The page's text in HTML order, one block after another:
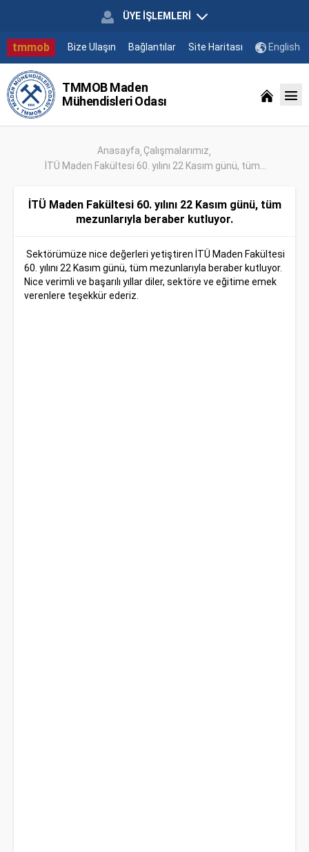
ÜYE İŞLEMLERİ
tmmob Bize Ulaşın Bağlantılar Site Haritası English
TMMOB Maden
Mühendisleri Odası
Anasayfa Çalışmalarımız
İTÜ Maden Fakültesi 60. yılını 22 Kasım günü, tüm...
İTÜ Maden Fakültesi 60. yılını 22 Kasım günü, tüm
mezunlarıyla beraber kutluyor.
Sektörümüze nice değerleri yetiştiren İTÜ Maden Fakültesi
60. yılını 22 Kasım günü, tüm mezunlarıyla beraber kutluyor.
Nice verimli ve başarılı yıllar diler, sektöre ve eğitime emek
verenlere teşekkür ederiz.